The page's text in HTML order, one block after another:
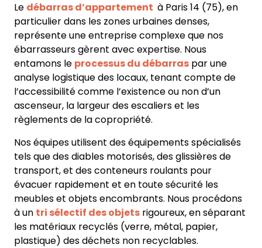
Le débarras d’appartement à Paris 14 (75), en
particulier dans les zones urbaines denses,
représente une entreprise complexe que nos
ébarrasseurs gèrent avec expertise. Nous
entamons le processus du débarras par une
analyse logistique des locaux, tenant compte de
l’accessibilité comme l’existence ou non d’un
ascenseur, la largeur des escaliers et les
règlements de la copropriété.
Nos équipes utilisent des équipements spécialisés
tels que des diables motorisés, des glissières de
transport, et des conteneurs roulants pour
évacuer rapidement et en toute sécurité les
meubles et objets encombrants. Nous procédons
à un tri sélectif des objets rigoureux, en séparant
les matériaux recyclés (verre, métal, papier,
plastique) des déchets non recyclables.